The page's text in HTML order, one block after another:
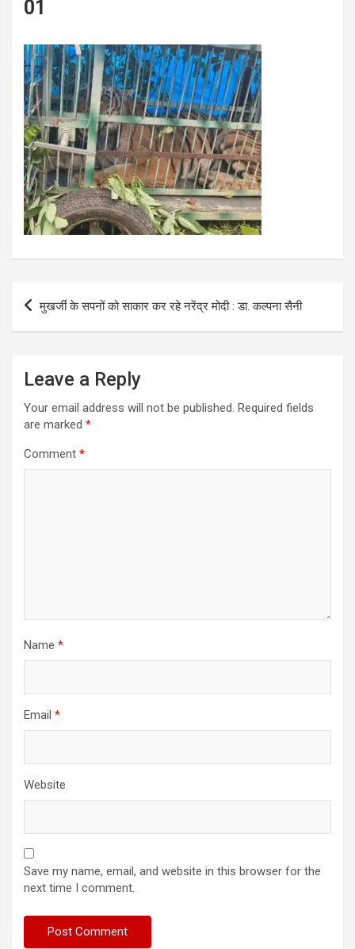
01
Post
navigation
मुखर्जी के सपनों को साकार कर रहे नरेंद्र मोदी : डा. कल्पना सैनी
Leave a Reply
Your email address will not be published. Required fields
are marked *
Comment *
Name *
Email *
Website
Save my name, email, and website in this browser for the
next time I comment.